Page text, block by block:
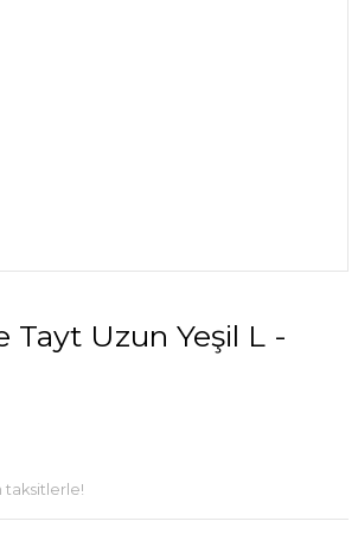
Tayt Uzun Yeşil L -
taksitlerle!